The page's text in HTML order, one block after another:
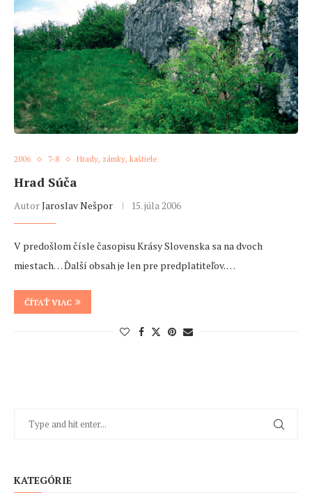
2006 7-8 Hrady, zámky, kaštiele
Hrad Súča
AutorJaroslav Nešpor 15. júla 2006
V predošlom čísle časopisu Krásy Slovenska sa na dvoch
miestach… Ďalší obsah je len pre predplatiteľov. …
ČÍTAŤ VIAC
KATEGÓRIE